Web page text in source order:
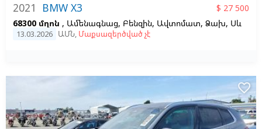
2021 BMW X3
$ 27 500
68300 մղոն , Ամենագնաց, Բենզին, Ավտոմատ, Ձախ, Սև
13.03.2026 ԱՄՆ, Մաքսազերծված չէ
favorite_border